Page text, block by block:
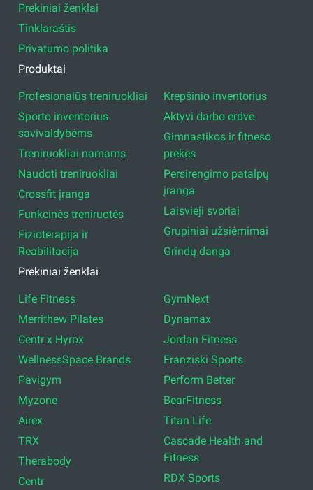
Prekiniai ženklai
Tinklaraštis
Privatumo politika
Produktai
Profesionalūs treniruokliai
Sporto inventorius
savivaldybėms
Treniruokliai namams
Naudoti treniruokliai
Crossfit įranga
Funkcinės treniruotės
Fizioterapija ir
Reabilitacija
Krepšinio inventorius
Aktyvi darbo erdvė
Gimnastikos ir fitneso
prekės
Persirengimo patalpų
įranga
Laisvieji svoriai
Grupiniai užsiėmimai
Grindų danga
Prekiniai ženklai
Life Fitness
Merrithew Pilates
Centr x Hyrox
WellnessSpace Brands
Pavigym
Myzone
Airex
TRX
Therabody
Centr
GymNext
Dynamax
Jordan Fitness
Franziski Sports
Perform Better
BearFitness
Titan Life
Cascade Health and
Fitness
RDX Sports